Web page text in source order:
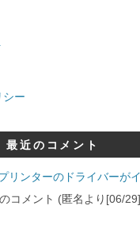
シー
最近のコメント
リンターのドライバーが
コメント (匿名より[06/